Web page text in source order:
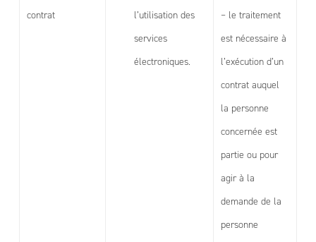
contrat
l’utilisation des
services
électroniques.
– le traitement
est nécessaire à
l’exécution d’un
contrat auquel
la personne
concernée est
partie ou pour
agir à la
demande de la
personne